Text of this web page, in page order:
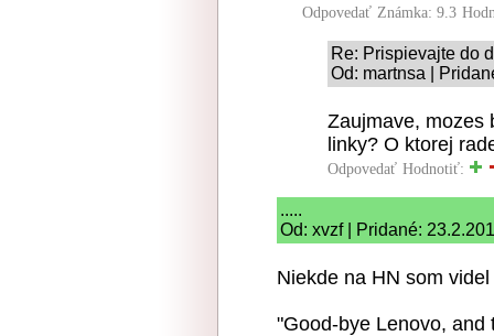
Odpovedať Známka: 9.3
Re: Prispievajte do
Od: martnsa |
Zaujmave, mozes
linky? O ktorej
Odpovedať Hodnotiť:
.....
Od: xvzf | Pridané:
Niekde na HN som
"Good-bye Lenovo, and